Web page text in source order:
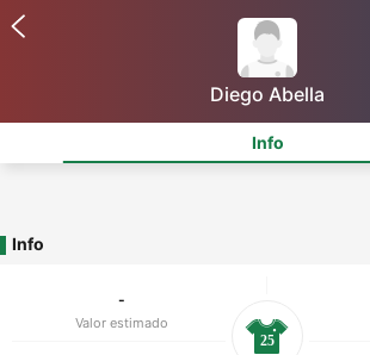
Diego Abella
Info
Info
-
Valor estimado
25